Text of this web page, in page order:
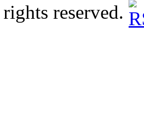
reserved.